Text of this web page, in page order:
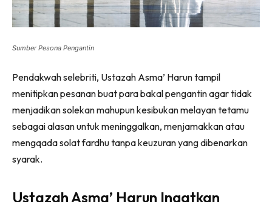
Sumber Pesona Pengantin
Pendakwah selebriti, Ustazah Asma’ Harun tampil
menitipkan pesanan buat para bakal pengantin agar tidak
menjadikan solekan mahupun kesibukan melayan tetamu
sebagai alasan untuk meninggalkan, menjamakkan atau
mengqada solat fardhu tanpa keuzuran yang dibenarkan
syarak.
Ustazah Asma’ Harun Ingatkan